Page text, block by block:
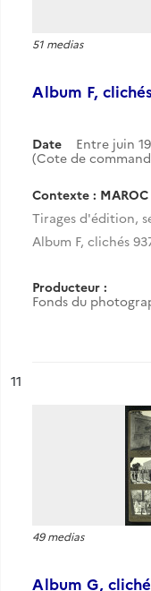
51 medias
Album F,
Date Entre juin
(Cote de
Contexte : MAROC
Tirages d'édition,
Album F, clichés
Producteur :
Fonds du
n°
11
49 medias
Album G,